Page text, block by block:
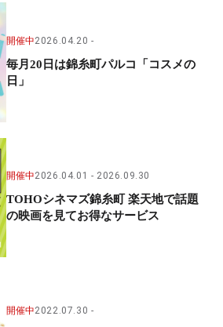
開催中2026.04.20
毎月20日は錦糸町パルコ「コスメの
日」
開催中2026.04.01 2026.09.30
TOHOシネマズ錦糸町 楽天地で話題
の映画を見てお得なサービス
開催中2022.07.30